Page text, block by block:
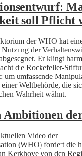
soll Pflicht
der WHO hat
der
Er klingt
die Rockefeller-
um umfassende
Weltbehörde, die
Wahrheit wähnt.
Ambitionen
Video der
(WHO) fordert die
Kerkhove von den